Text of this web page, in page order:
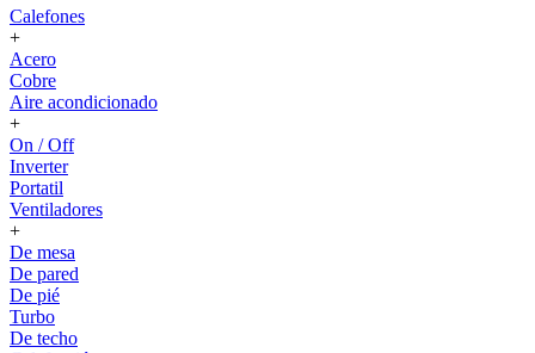
Calefones
+
Acero
Cobre
Aire acondicionado
+
On / Off
Inverter
Portatil
Ventiladores
+
De mesa
De pared
De pié
Turbo
De techo